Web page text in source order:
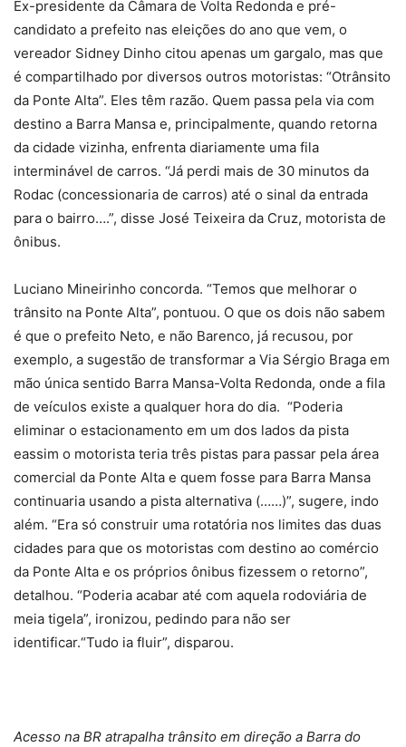
Ex-presidente da Câmara de Volta Redonda e pré-
candidato a prefeito nas eleições do ano que vem, o
vereador Sidney Dinho citou apenas um gargalo, mas que
é compartilhado por diversos outros motoristas: “Otrânsito
da Ponte Alta”. Eles têm razão. Quem passa pela via com
destino a Barra Mansa e, principalmente, quando retorna
da cidade vizinha, enfrenta diariamente uma fila
interminável de carros. “Já perdi mais de 30 minutos da
Rodac (concessionaria de carros) até o sinal da entrada
para o bairro….”, disse José Teixeira da Cruz, motorista de
ônibus.
Luciano Mineirinho concorda. “Temos que melhorar o
trânsito na Ponte Alta”, pontuou. O que os dois não sabem
é que o prefeito Neto, e não Barenco, já recusou, por
exemplo, a sugestão de transformar a Via Sérgio Braga em
mão única sentido Barra Mansa-Volta Redonda, onde a fila
de veículos existe a qualquer hora do dia. “Poderia
eliminar o estacionamento em um dos lados da pista
eassim o motorista teria três pistas para passar pela área
comercial da Ponte Alta e quem fosse para Barra Mansa
continuaria usando a pista alternativa (……)”, sugere, indo
além. “Era só construir uma rotatória nos limites das duas
cidades para que os motoristas com destino ao comércio
da Ponte Alta e os próprios ônibus fizessem o retorno”,
detalhou. “Poderia acabar até com aquela rodoviária de
meia tigela”, ironizou, pedindo para não ser
identificar.“Tudo ia fluir”, disparou.
Acesso na BR atrapalha trânsito em direção a Barra do